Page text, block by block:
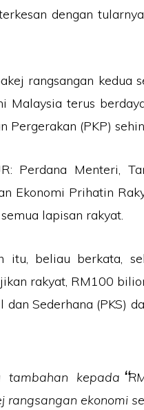
dengan
rangsangan kedua
Malaysia terus
Pergerakan (PKP)
Perdana Menteri,
Ekonomi Prihatin
lapisan rakyat.
itu, beliau berkata,
rakyat, RM100
dan Sederhana (PKS)
tambahan kepada
rangsangan ekonomi